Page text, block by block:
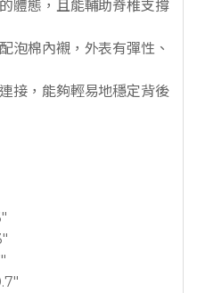
體態，且能輔助脊椎支撐
泡棉內襯，外表有彈性、
接，能夠輕易地穩定背後